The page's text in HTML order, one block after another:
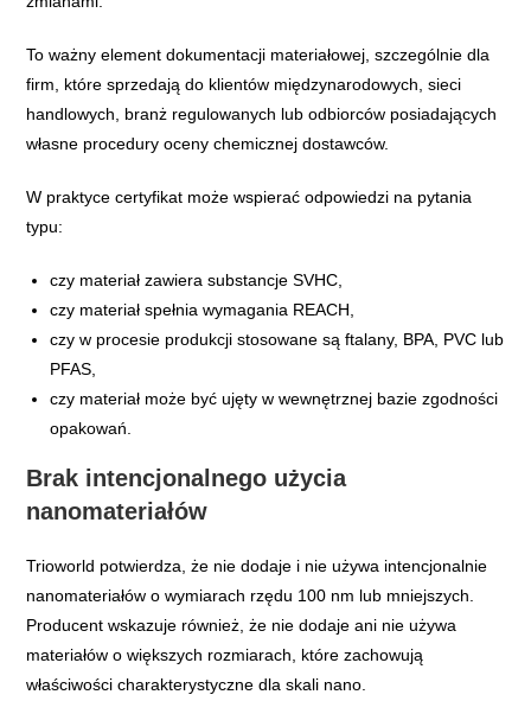
To ważny element dokumentacji materiałowej, szczególnie dla
firm, które sprzedają do klientów międzynarodowych, sieci
handlowych, branż regulowanych lub odbiorców posiadających
własne procedury oceny chemicznej dostawców.
W praktyce certyfikat może wspierać odpowiedzi na pytania
typu:
czy materiał zawiera substancje SVHC,
czy materiał spełnia wymagania REACH,
czy w procesie produkcji stosowane są ftalany, BPA, PVC lub
PFAS,
czy materiał może być ujęty w wewnętrznej bazie zgodności
opakowań.
Brak intencjonalnego użycia
nanomateriałów
Trioworld potwierdza, że nie dodaje i nie używa intencjonalnie
nanomateriałów o wymiarach rzędu 100 nm lub mniejszych.
Producent wskazuje również, że nie dodaje ani nie używa
materiałów o większych rozmiarach, które zachowują
właściwości charakterystyczne dla skali nano.